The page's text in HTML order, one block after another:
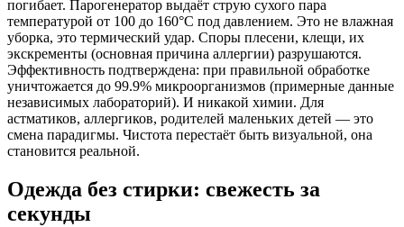
погибает. Парогенератор выдаёт струю сухого пара
температурой от 100 до 160°C под давлением. Это не влажная
уборка, это термический удар. Споры плесени, клещи, их
экскременты (основная причина аллергии) разрушаются.
Эффективность подтверждена: при правильной обработке
уничтожается до 99.9% микроорганизмов (примерные данные
независимых лабораторий). И никакой химии. Для
астматиков, аллергиков, родителей маленьких детей — это
смена парадигмы. Чистота перестаёт быть визуальной, она
становится реальной.
Одежда без стирки: свежесть за
секунды